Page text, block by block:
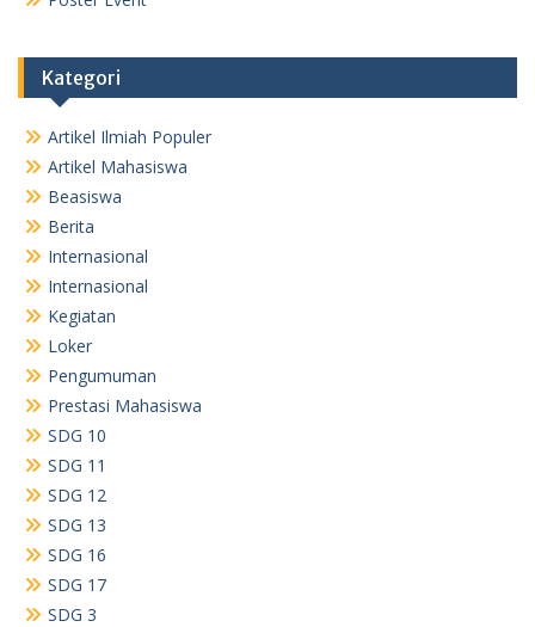
Kategori
Artikel Ilmiah Populer
Artikel Mahasiswa
Beasiswa
Berita
Internasional
Internasional
Kegiatan
Loker
Pengumuman
Prestasi Mahasiswa
SDG 10
SDG 11
SDG 12
SDG 13
SDG 16
SDG 17
SDG 3